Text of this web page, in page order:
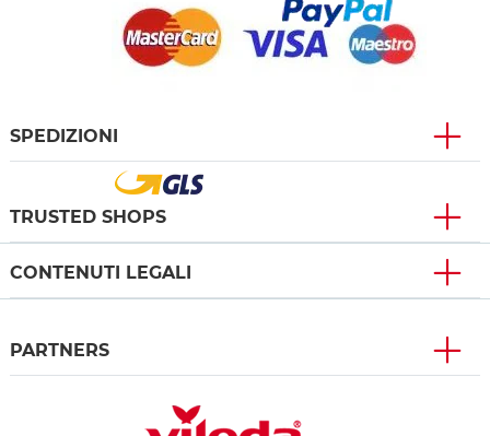
SPEDIZIONI
TRUSTED SHOPS
CONTENUTI LEGALI
PARTNERS